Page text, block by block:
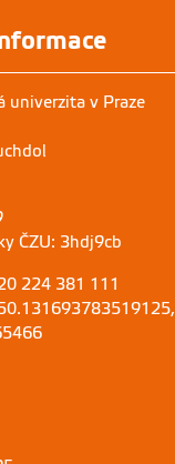
univerzita v Praze
ČZU: 3hdj9cb
224 381 111